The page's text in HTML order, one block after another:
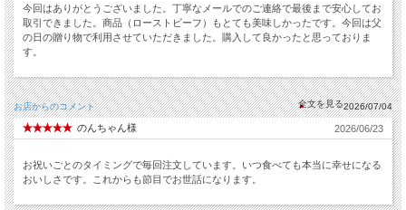
今回はありがとうございました。丁寧なメールでのご連絡で最後まで安心してお
取引できました。商品（ローストビーフ）もとても美味しかったです。今回は父
の日の贈り物で利用させていただきました。購入して良かったと思っておりま
す。
お店からのコメント 2026/07/04
のんちゃん様 2026/06/23
お祝いごとのタイミングで毎回注文しています。いつ食べても本当に幸せになる
おいしさです。これからも節目でお世話になります。